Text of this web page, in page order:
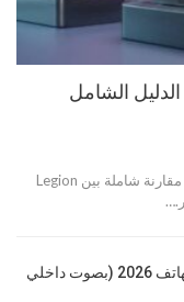
أجهزة الألعاب المحمولة 2026: الدليل الشامل
اكتشف أفضل أجهزة الألعاب المحمولة لعام 2026. مقارنة شاملة بين Legion
أفضل برامج تصوير الألعاب للهاتف 2026 (بصوت داخلي